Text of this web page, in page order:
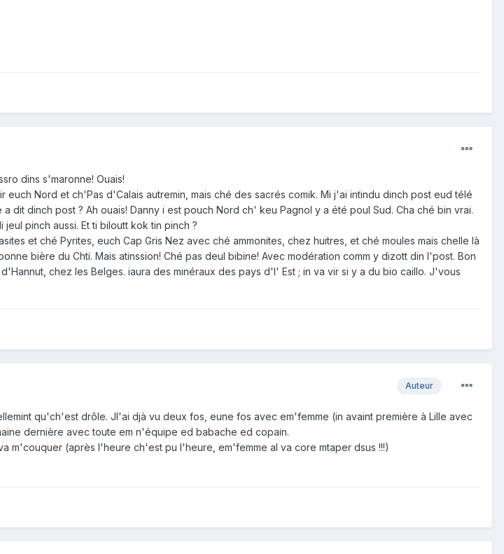
dins s'maronne! Ouais!
Nord et ch'Pas d'Calais autremin, mais ché des sacrés comik. Mi j'ai intindu dinch post eud télé
dit dinch post ? Ah ouais! Danny i est pouch Nord ch' keu Pagnol y a été poul Sud. Cha ché bin vrai.
pinch aussi. Et ti biloutt kok tin pinch ?
et ché Pyrites, euch Cap Gris Nez avec ché ammonites, chez huitres, et ché moules mais chelle là
bière du Chti. Mais atinssion! Ché pas deul bibine! Avec modération comm y dizott din l'post. Bon
chez les Belges. iaura des minéraux des pays d'l' Est ; in va vir si y a du bio caillo. J'vous
Auteur
qu'ch'est drôle. Jl'ai djà vu deux fos, eune fos avec em'femme (in avaint première à Lille avec
dernière avec toute em n'équipe ed babache ed copain.
m'couquer (après l'heure ch'est pu l'heure, em'femme al va core mtaper dsus !!!)